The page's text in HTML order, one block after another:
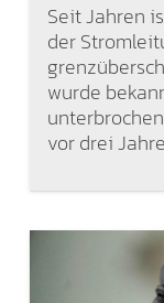
Seit Jahren
der
wurde
vor drei